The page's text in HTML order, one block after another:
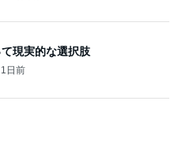
ない香水の話
1日前